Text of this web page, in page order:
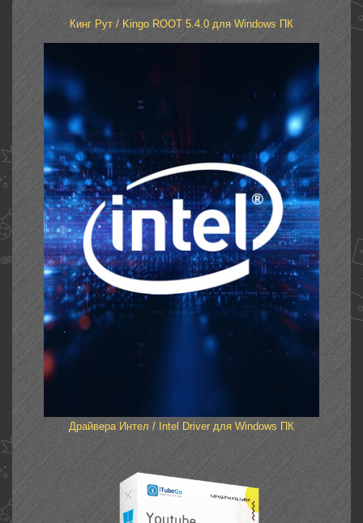
Кинг Рут / Kingo ROOT 5.4.0 для Windows ПК
Драйвера Интел / Intel Driver для Windows ПК